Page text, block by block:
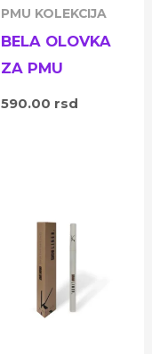
PMU KOLEKCIJA
BELA OLOVKA
ZA PMU
590.00 rsd